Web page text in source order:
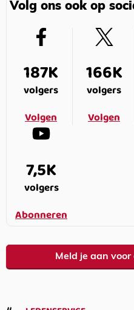
Volg ons ook op
187K
volgers
Volgen
166K
volgers
Volgen
7,5K
volgers
Abonneren
Meld je aan